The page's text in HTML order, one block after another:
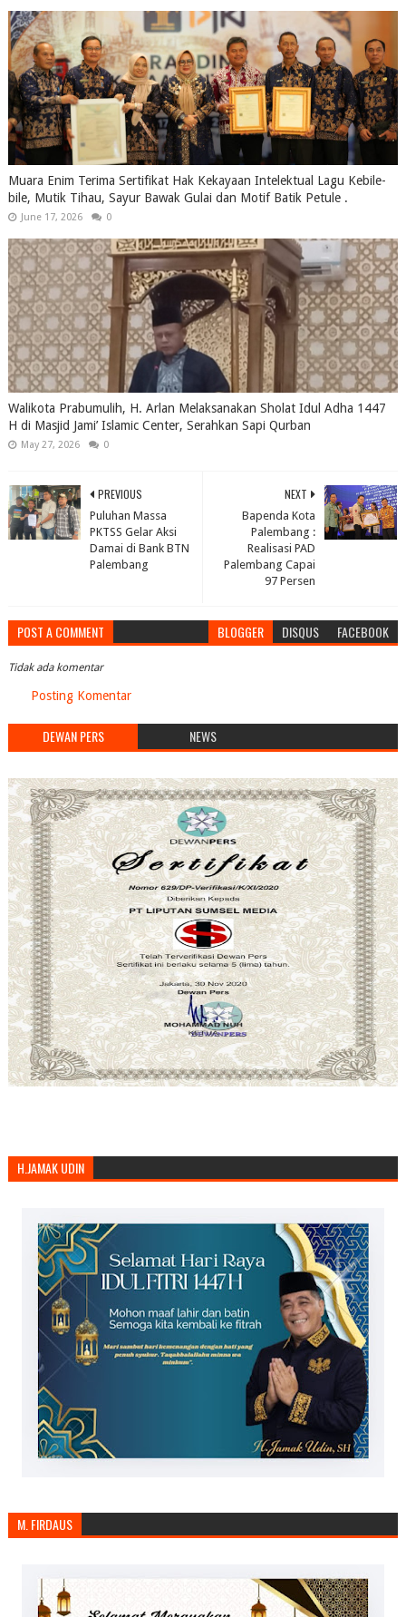
Muara Enim Terima Sertifikat Hak Kekayaan Intelektual Lagu Kebile-
bile, Mutik Tihau, Sayur Bawak Gulai dan Motif Batik Petule .
June 17, 2026 0
Walikota Prabumulih, H. Arlan Melaksanakan Sholat Idul Adha 1447
H di Masjid Jami’ Islamic Center, Serahkan Sapi Qurban
May 27, 2026 0
NEXT
Bapenda Kota
Palembang :
Realisasi PAD
Palembang Capai
97 Persen
PREVIOUS
Puluhan Massa
PKTSS Gelar Aksi
Damai di Bank BTN
Palembang
POST A COMMENT BLOGGER DISQUS FACEBOOK
Tidak ada komentar
Posting Komentar
DEWAN PERS NEWS
H.JAMAK UDIN
M. FIRDAUS